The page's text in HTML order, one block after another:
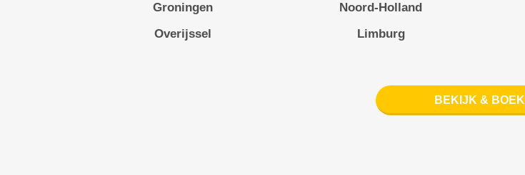
Groningen
Noord-Holland
Overijssel
Limburg
BEKIJK & BOEK